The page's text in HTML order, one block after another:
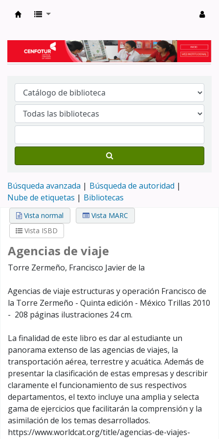
Búsqueda avanzada
Búsqueda de autoridad
Nube de etiquetas
Bibliotecas
Vista normal
Vista MARC
Vista ISBD
Agencias de viaje
Torre Zermeño, Francisco Javier de la
Agencias de viaje estructuras y operación Francisco de
la Torre Zermeño - Quinta edición - México Trillas 2010
- 208 páginas ilustraciones 24 cm.
La finalidad de este libro es dar al estudiante un
panorama extenso de las agencias de viajes, la
transportación aérea, terrestre y acuática. Además de
presentar la clasificación de estas empresas y describir
claramente el funcionamiento de sus respectivos
departamentos, el texto incluye una amplia y selecta
gama de ejercicios que facilitarán la comprensión y la
asimilación de los temas desarrollados.
https://www.worldcat.org/title/agencias-de-viajes-